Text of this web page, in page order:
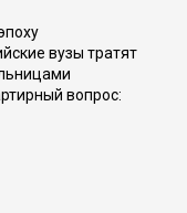
вузы тратят
вопрос: